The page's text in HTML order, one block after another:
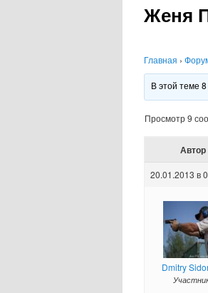
Женя
Главная ›
В этой теме
Просмотр 9
Автор
20.01.2013 в
Dmitry